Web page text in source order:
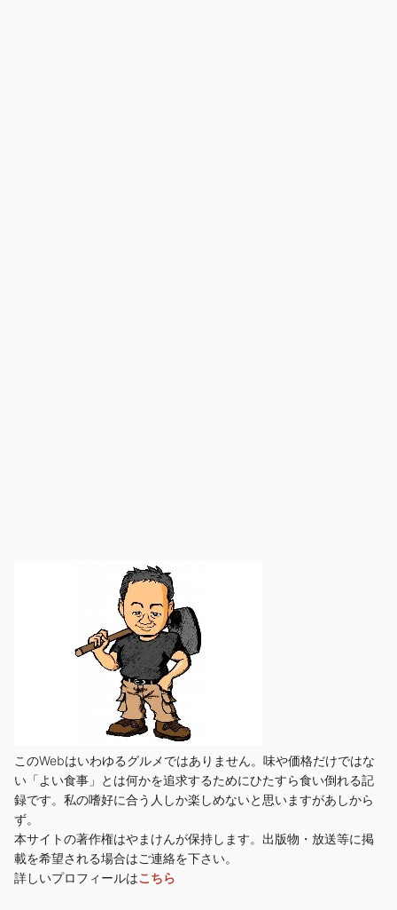
このWebはいわゆるグルメではありません。味や価格だけではな
い「よい食事」とは何かを追求するためにひたすら食い倒れる記
録です。私の嗜好に合う人しか楽しめないと思いますがあしから
ず。
本サイトの著作権はやまけんが保持します。出版物・放送等に掲
載を希望される場合はご連絡を下さい。
詳しいプロフィールはこちら